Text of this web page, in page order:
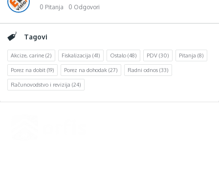
0 Pitanja 0 Odgovori
Tagovi
Akcize, carine (2) Fiskalizacija (41) Ostalo (48) PDV (30) Pitanja (8)
Porez na dobit (19) Porez na dohodak (27) Radni odnos (33)
Računovodstvo i revizija (24)